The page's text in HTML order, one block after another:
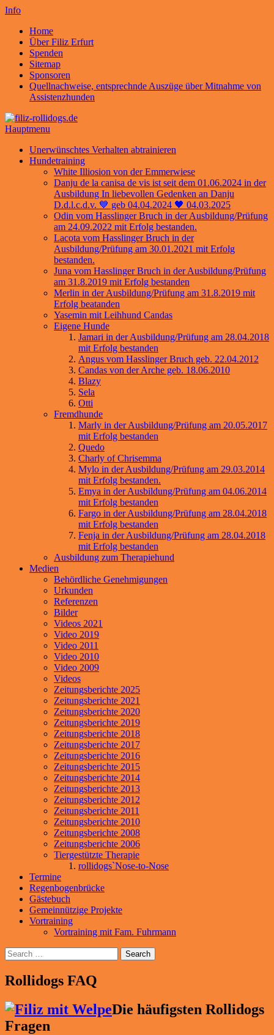
Info
Home
Über Filiz Erfurt
Spenden
Sitemap
Sponsoren
Quellnachweise, entsprechnde Auszüge über Mitnahme von
Assistenzhunden
Hauptmenu
Unerwünschtes Verhalten abtrainieren
Hundetraining
White Illiosion von der Emmerwiese
Danju de la canisa de vis ist seit dem 01.06.2024 in der
Ausbildung In liebevollen Gedenken an Danju
D.d.l.c.d.v. 💙 geb 04.04.2024 🖤 04.03.2025
Odin vom Hasslinger Bruch in der Ausbildung/Prüfung
am 24.09.2022 mit Erfolg bestanden.
Lacota vom Hasslinger Bruch in der
Ausbildung/Prüfung am 30.01.2021 mit Erfolg
bestanden.
Juna vom Hasslinger Bruch in der Ausbildung/Prüfung
am 31.8.2019 mit Erfolg bestanden
Merlin in der Ausbildung/Prüfung am 31.8.2019 mit
Erfolg beatanden
Yasemin mit Leihhund Candas
Eigene Hunde
Jamari in der Ausbildung/Prüfung am 28.04.2018
mit Erfolg bestanden
Angus vom Hasslinger Bruch geb. 22.04.2012
Candas von der Arche geb. 18.06.2010
Blazy
Sela
Otti
Fremdhunde
Marly in der Ausbildung/Prüfung am 20.05.2017
mit Erfolg bestanden
Quedo
Charly of Chrisemma
Mylo in der Ausbildung/Prüfung am 29.03.2014
mit Erfolg bestanden.
Emya in der Ausbildung/Prüfung am 04.06.2014
mit Erfolg bestanden
Fargo in der Ausbildung/Prüfung am 28.04.2018
mit Erfolg bestanden
Fenja in der Ausbildung/Prüfung am 28.04.2018
mit Erfolg bestanden
Ausbildung zum Therapiehund
Medien
Behördliche Genehmigungen
Urkunden
Referenzen
Bilder
Videos 2021
Video 2019
Video 2011
Video 2010
Video 2009
Videos
Zeitungsberichte 2025
Zeitungsberichte 2021
Zeitungsberichte 2020
Zeitungsberichte 2019
Zeitungsberichte 2018
Zeitungsberichte 2017
Zeitungsberichte 2016
Zeitungsberichte 2015
Zeitungsberichte 2014
Zeitungsberichte 2013
Zeitungsberichte 2012
Zeitungsberichte 2011
Zeitungsberichte 2010
Zeitungsberichte 2008
Zeitungsberichte 2006
Tiergestützte Therapie
rollidogs`Nose-to-Nose
Termine
Regenbogenbrücke
Gästebuch
Gemeinnützige Projekte
Vortraining
Vortraining mit Fam. Fuhrmann
Search
Rollidogs FAQ
Die häufigsten Rollidogs
Fragen